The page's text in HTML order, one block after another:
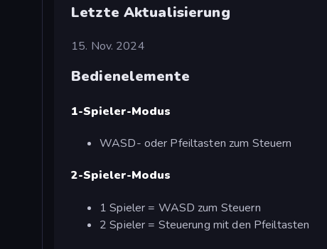
Letzte Aktualisierung
15. Nov. 2024
Bedienelemente
1-Spieler-Modus
WASD- oder Pfeiltasten zum Steuern
2-Spieler-Modus
1 Spieler = WASD zum Steuern
2 Spieler = Steuerung mit den Pfeiltasten